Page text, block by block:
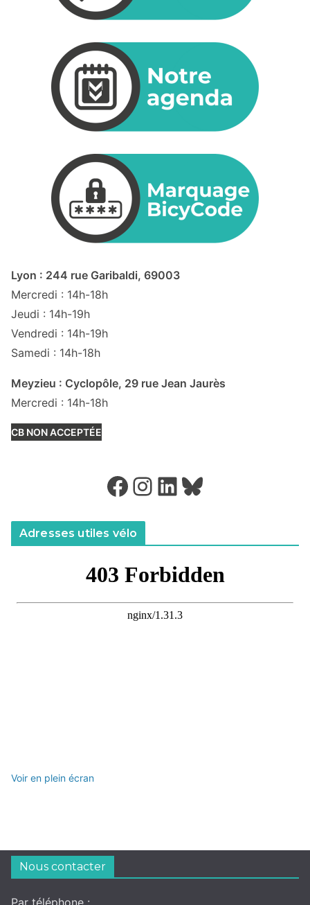
Lyon : 244 rue Garibaldi, 69003
Mercredi : 14h-18h
Jeudi : 14h-19h
Vendredi : 14h-19h
Samedi : 14h-18h
Meyzieu : Cyclopôle, 29 rue Jean Jaurès
Mercredi : 14h-18h
CB NON ACCEPTÉE
Facebook Instagram LinkedIn Bluesky
Adresses utiles vélo
Voir en plein écran
Nous contacter
Par téléphone :